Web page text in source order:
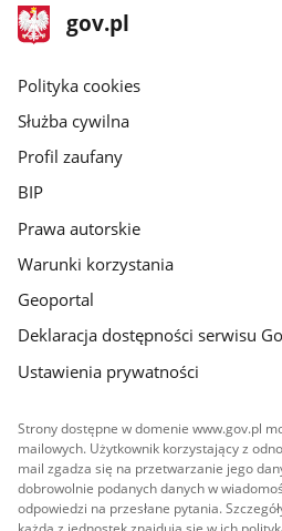
stopka
gov.pl
Strona
gov.pl
gov.pl
Polityka cookies
Służba cywilna
Profil zaufany
BIP
Prawa autorskie
Warunki korzystania
Geoportal
Deklaracja dostępności serwisu
Ustawienia prywatności
Strony dostępne w domenie www.gov.pl
mailowych. Użytkownik korzystający z
mail zgadza się na przetwarzanie jego
dobrowolnie podanych danych w
odpowiedzi na przesłane pytania.